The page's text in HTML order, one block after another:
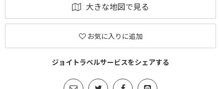
大きな地図で見る
お気に入りに追加
ジョイトラベルサービスをシェアする